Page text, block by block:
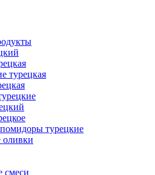
турецкая
турецкие
оливки
смеси